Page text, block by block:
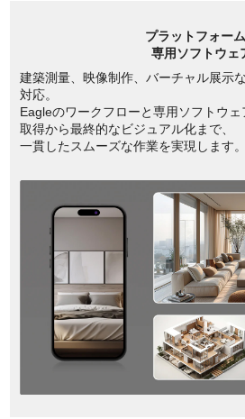
プラットフォー
専用ソフトウェ
建築測量、映像制作、バーチャル展示
対応。
Eagleのワークフローと専用ソフトウ
取得から最終的なビジュアル化まで、
一貫したスムーズな作業を実現します。